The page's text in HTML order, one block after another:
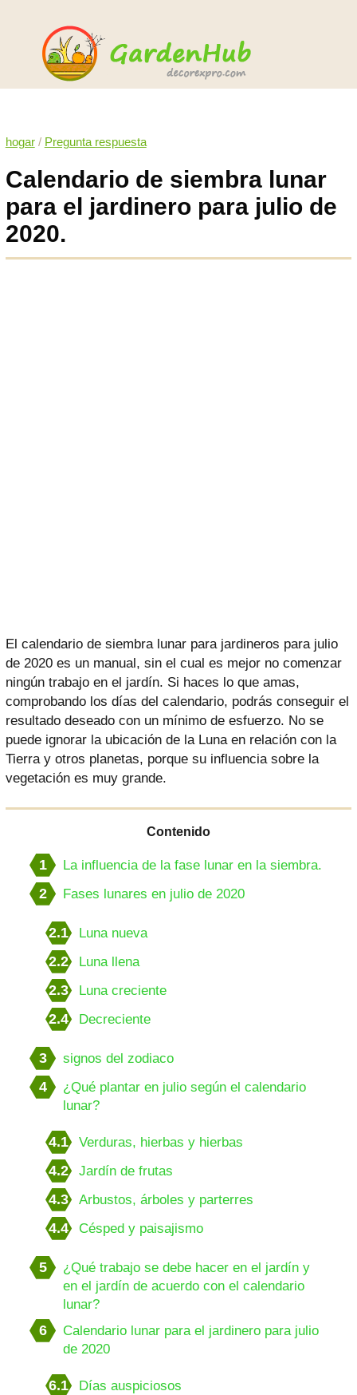
hogar/ Pregunta respuesta
Calendario de siembra lunar
para el jardinero para julio de
2020.
El calendario de siembra lunar para jardineros para julio
de 2020 es un manual, sin el cual es mejor no comenzar
ningún trabajo en el jardín. Si haces lo que amas,
comprobando los días del calendario, podrás conseguir el
resultado deseado con un mínimo de esfuerzo. No se
puede ignorar la ubicación de la Luna en relación con la
Tierra y otros planetas, porque su influencia sobre la
vegetación es muy grande.
Contenido
1 La influencia de la fase lunar en la siembra.
2 Fases lunares en julio de 2020
2.1 Luna nueva
2.2 Luna llena
2.3 Luna creciente
2.4 Decreciente
3 signos del zodiaco
4
¿Qué plantar en julio según el calendario
lunar?
4.1 Verduras, hierbas y hierbas
4.2 Jardín de frutas
4.3 Arbustos, árboles y parterres
4.4 Césped y paisajismo
5
¿Qué trabajo se debe hacer en el jardín y
en el jardín de acuerdo con el calendario
lunar?
6
Calendario lunar para el jardinero para julio
de 2020
6.1 Días auspiciosos